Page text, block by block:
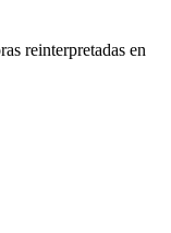
reinterpretadas en